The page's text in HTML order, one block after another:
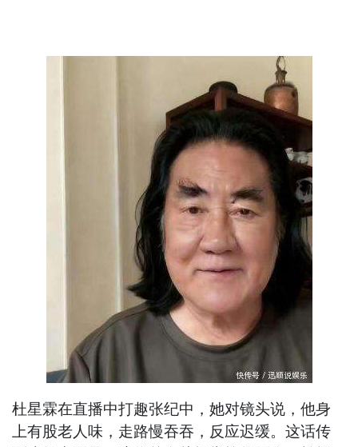
杜星霖在直播中打趣张纪中，她对镜头说，他身
上有股老人味，走路慢吞吞，反应迟缓。这话传